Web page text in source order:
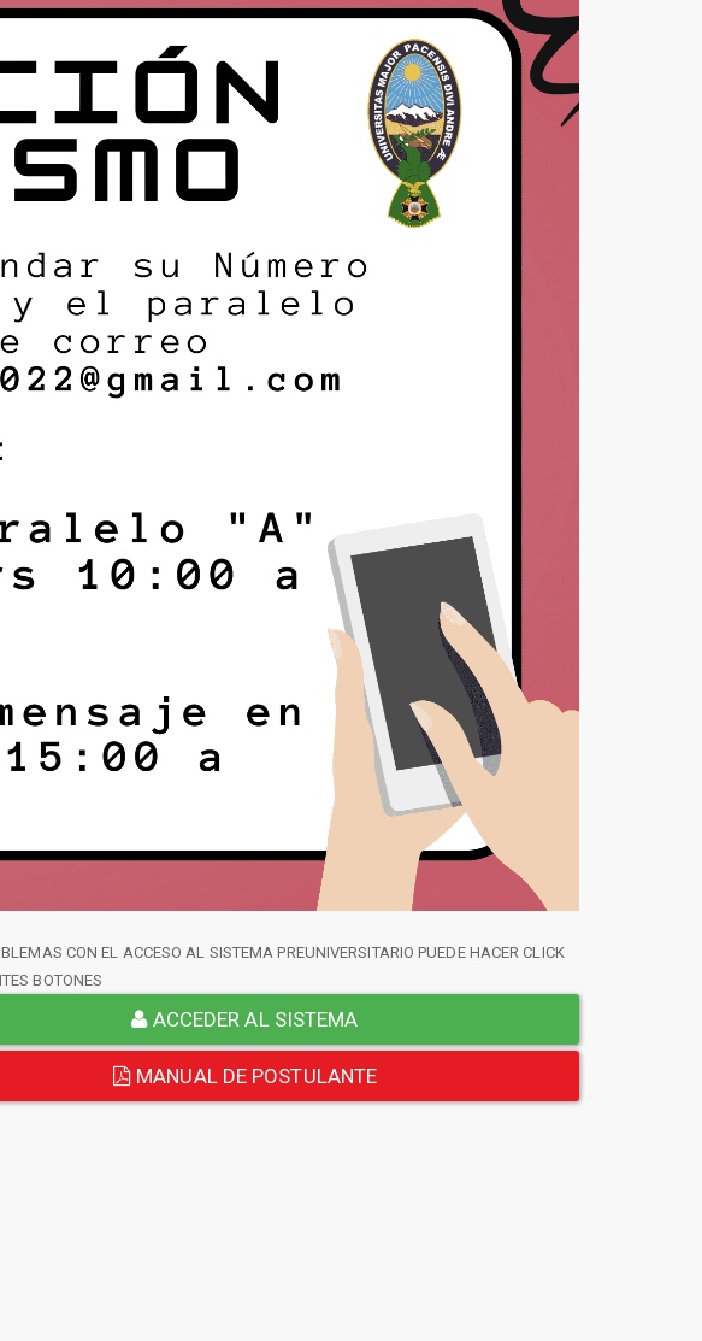
CON EL ACCESO AL SISTEMA PREUNIVERSITARIO PUEDE HACER CLICK
BOTONES
ACCEDER AL SISTEMA
MANUAL DE POSTULANTE